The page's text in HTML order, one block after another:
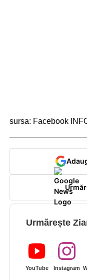
sursa: Facebook
Urmărește
YouTube Instagram